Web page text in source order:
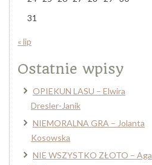
31
« lip
Ostatnie wpisy
OPIEKUN LASU – Elwira
Dresler-Janik
NIEMORALNA GRA – Jolanta
Kosowska
NIE WSZYSTKO ZŁOTO – Aga